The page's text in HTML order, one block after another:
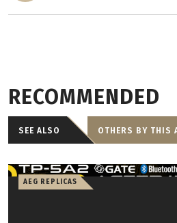
RECOMMENDED
SEE ALSO OTHERS BY THIS
AEG REPLICAS